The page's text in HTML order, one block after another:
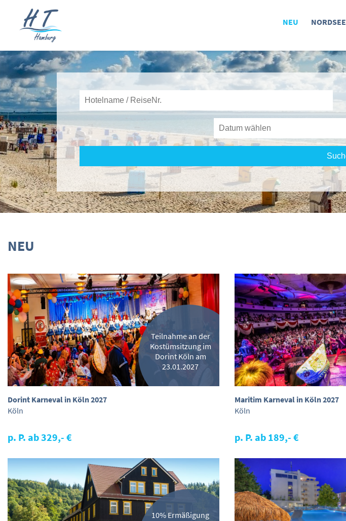
NEU NORDSEE
NEU
Teilnahme an der
Kostümsitzung im
Dorint Köln am
23.01.2027
Dorint Karneval in Köln 2027
Köln
p. P. ab 329,- €
Maritim Karneval in Köln 2027
Köln
p. P. ab 189,- €
10% Ermäßigung